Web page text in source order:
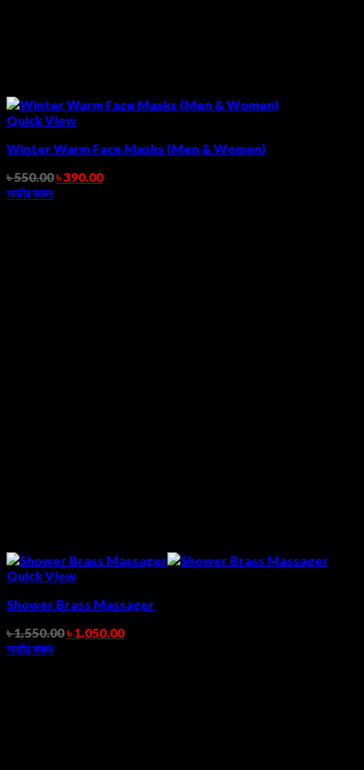
Quick View
Winter Warm Face Masks (Men & Women)
৳550.00৳390.00
অর্ডার করুন
Quick View
Shower Brass Massager
৳1,550.00৳1,050.00
অর্ডার করুন